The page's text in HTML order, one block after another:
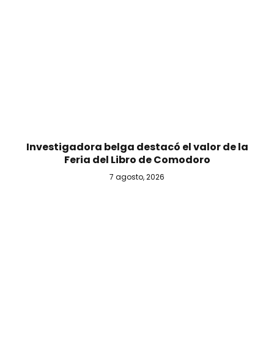
Investigadora belga destacó el valor de la
Feria del Libro de Comodoro
7 agosto, 2026